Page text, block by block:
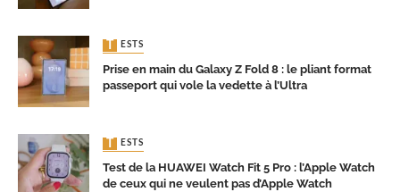
TESTS
Prise en main du Galaxy Z Fold 8 : le pliant format
passeport qui vole la vedette à l’Ultra
TESTS
Test de la HUAWEI Watch Fit 5 Pro : l’Apple Watch
de ceux qui ne veulent pas d’Apple Watch